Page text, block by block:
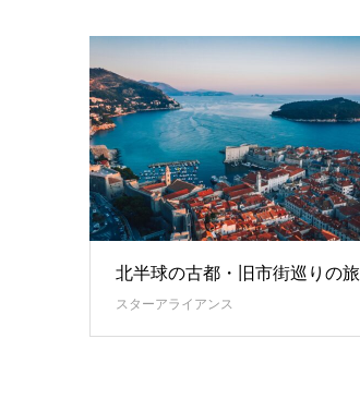
北半球の古都・旧市街巡りの旅
スターアライアンス